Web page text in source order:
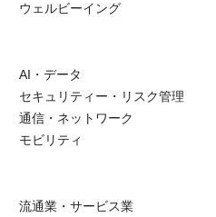
ウェルビーイング
AI・データ
セキュリティー・リスク管理
通信・ネットワーク
モビリティ
流通業・サービス業